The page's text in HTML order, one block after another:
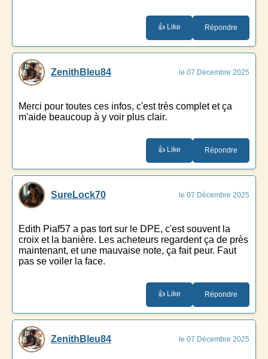
👍 Like Répondre
ZenithBleu84 le 07 Décembre 2025
Merci pour toutes ces infos, c'est très complet et ça
m'aide beaucoup à y voir plus clair.
👍 Like Répondre
SureLock70 le 07 Décembre 2025
Edith Piaf57 a pas tort sur le DPE, c'est souvent la
croix et la banière. Les acheteurs regardent ça de près
maintenant, et une mauvaise note, ça fait peur. Faut
pas se voiler la face.
👍 Like Répondre
ZenithBleu84 le 07 Décembre 2025